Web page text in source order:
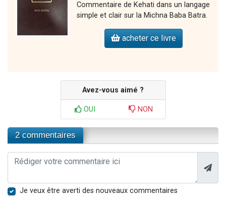
Commentaire de Kehati dans un langage
simple et clair sur la Michna Baba Batra.
acheter ce livre
Avez-vous aimé ?
OUI NON
2 commentaires
Je veux être averti des nouveaux commentaires